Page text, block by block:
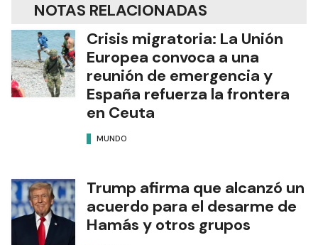
NOTAS RELACIONADAS
Crisis migratoria: La Unión
Europea convoca a una
reunión de emergencia y
España refuerza la frontera
en Ceuta
MUNDO
Trump afirma que alcanzó un
acuerdo para el desarme de
Hamás y otros grupos